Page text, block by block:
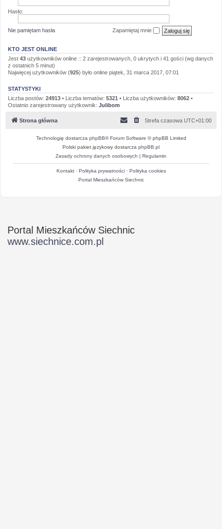
Hasło:
Nie pamiętam hasła Zapamiętaj mnie
KTO JEST ONLINE
Jest 43 użytkowników online :: 2 zarejestrowanych, 0 ukrytych i 41 gości (wg danych
z ostatnich 5 minut)
Najwięcej użytkowników (925) było online piątek, 31 marca 2017, 07:01
STATYSTYKI
Liczba postów: 24913 • Liczba tematów: 5321 • Liczba użytkowników: 8062 •
Ostatnio zarejestrowany użytkownik: Julibom
Strona główna Strefa czasowa UTC+01:00
Technologię dostarcza phpBB® Forum Software © phpBB Limited
Polski pakiet językowy dostarcza phpBB.pl
Zasady ochrony danych osobowych | Regulamin
Kontakt· Polityka prywatności· Polityka cookies
Portal Mieszkańców Siechnic
Portal Mieszkańców Siechnic
www.siechnice.com.pl